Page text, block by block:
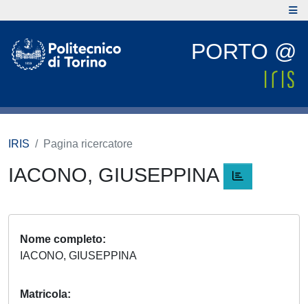
PORTO @
IRIS Pagina ricercatore
IACONO, GIUSEPPINA
Nome completo
IACONO, GIUSEPPINA
Matricola